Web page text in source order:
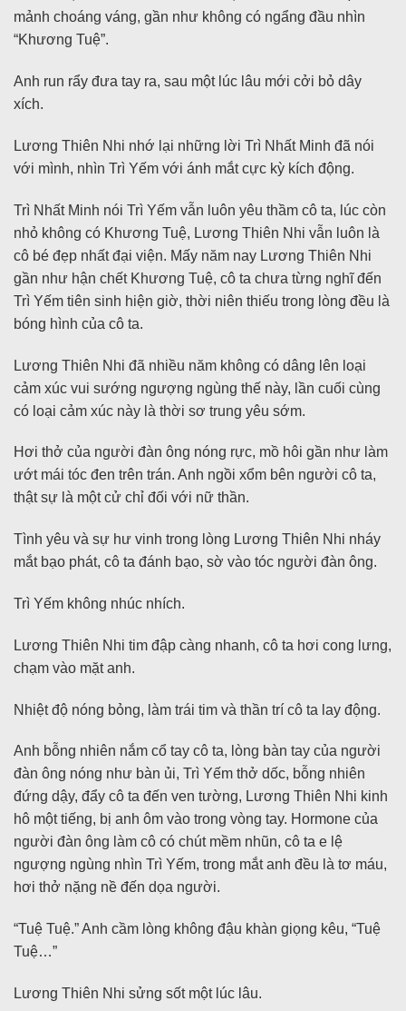
mảnh choáng váng, gần như không có ngẩng đầu nhìn
“Khương Tuệ”.
Anh run rẩy đưa tay ra, sau một lúc lâu mới cởi bỏ dây
xích.
Lương Thiên Nhi nhớ lại những lời Trì Nhất Minh đã nói
với mình, nhìn Trì Yếm với ánh mắt cực kỳ kích động.
Trì Nhất Minh nói Trì Yếm vẫn luôn yêu thầm cô ta, lúc còn
nhỏ không có Khương Tuệ, Lương Thiên Nhi vẫn luôn là
cô bé đẹp nhất đại viện. Mấy năm nay Lương Thiên Nhi
gần như hận chết Khương Tuệ, cô ta chưa từng nghĩ đến
Trì Yếm tiên sinh hiện giờ, thời niên thiếu trong lòng đều là
bóng hình của cô ta.
Lương Thiên Nhi đã nhiều năm không có dâng lên loại
cảm xúc vui sướng ngượng ngùng thế này, lần cuối cùng
có loại cảm xúc này là thời sơ trung yêu sớm.
Hơi thở của người đàn ông nóng rực, mồ hôi gần như làm
ướt mái tóc đen trên trán. Anh ngồi xổm bên người cô ta,
thật sự là một cử chỉ đối với nữ thần.
Tình yêu và sự hư vinh trong lòng Lương Thiên Nhi nháy
mắt bạo phát, cô ta đánh bạo, sờ vào tóc người đàn ông.
Trì Yếm không nhúc nhích.
Lương Thiên Nhi tim đập càng nhanh, cô ta hơi cong lưng,
chạm vào mặt anh.
Nhiệt độ nóng bỏng, làm trái tim và thần trí cô ta lay động.
Anh bỗng nhiên nắm cổ tay cô ta, lòng bàn tay của người
đàn ông nóng như bàn ủi, Trì Yếm thở dốc, bỗng nhiên
đứng dậy, đẩy cô ta đến ven tường, Lương Thiên Nhi kinh
hô một tiếng, bị anh ôm vào trong vòng tay. Hormone của
người đàn ông làm cô có chút mềm nhũn, cô ta e lệ
ngượng ngùng nhìn Trì Yếm, trong mắt anh đều là tơ máu,
hơi thở nặng nề đến dọa người.
“Tuệ Tuệ.” Anh cầm lòng không đậu khàn giọng kêu, “Tuệ
Tuệ…”
Lương Thiên Nhi sửng sốt một lúc lâu.